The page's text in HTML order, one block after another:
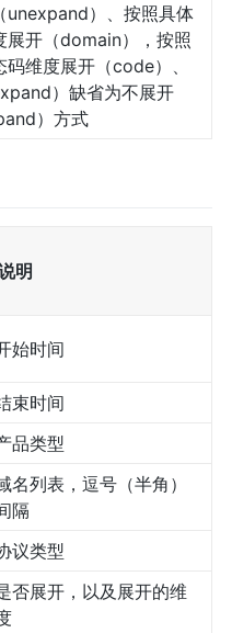
unexpand）、按照具体
展开（domain），按照
码维度展开（code）、
）缺省为不展开
）方式
明
始时间
束时间
品类型
名列表，逗号（半角）
隔
议类型
否展开，以及展开的维